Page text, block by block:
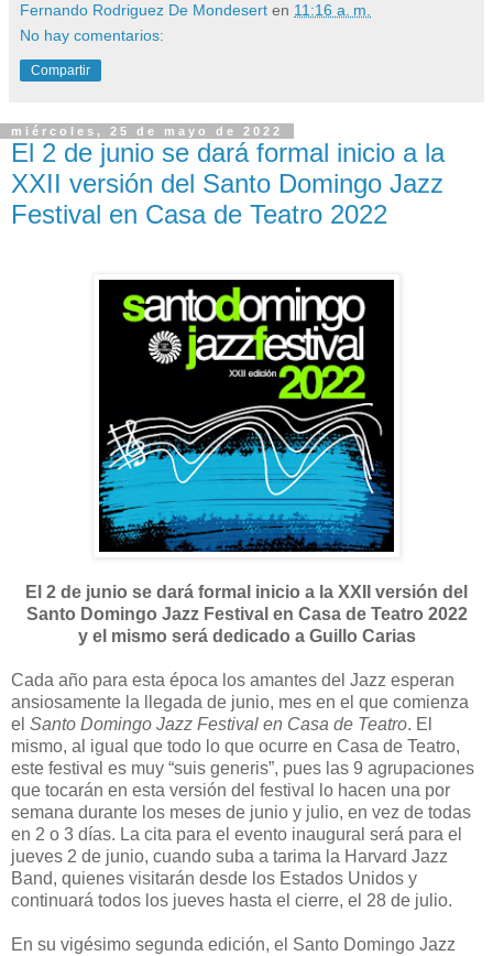
Fernando Rodriguez De Mondesert en 11:16 a. m.
No hay comentarios:
Compartir
miércoles, 25 de mayo de 2022
El 2 de junio se dará formal inicio a la
XXII versión del Santo Domingo Jazz
Festival en Casa de Teatro 2022
El 2 de junio se dará formal inicio a la XXII versión del
Santo Domingo Jazz Festival en Casa de Teatro 2022
y el mismo será dedicado a Guillo Carias
Cada año para esta época los amantes del Jazz esperan
ansiosamente la llegada de junio, mes en el que comienza
el Santo Domingo Jazz Festival en Casa de Teatro. El
mismo, al igual que todo lo que ocurre en Casa de Teatro,
este festival es muy “suis generis”, pues las 9 agrupaciones
que tocarán en esta versión del festival lo hacen una por
semana durante los meses de junio y julio, en vez de todas
en 2 o 3 días. La cita para el evento inaugural será para el
jueves 2 de junio, cuando suba a tarima la Harvard Jazz
Band, quienes visitarán desde los Estados Unidos y
continuará todos los jueves hasta el cierre, el 28 de julio.
En su vigésimo segunda edición, el Santo Domingo Jazz